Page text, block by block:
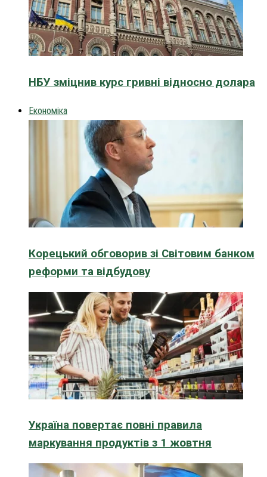
НБУ зміцнив курс гривні відносно долара
Економіка
Корецький обговорив зі Світовим банком
реформи та відбудову
Україна повертає повні правила
маркування продуктів з 1 жовтня